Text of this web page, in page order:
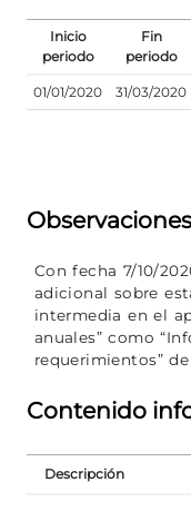
Inicio
periodo
Fin
periodo
01/01/2020 31/03/2020
Observaciones
Con fecha 7/10/
adicional sobre
intermedia en el
anuales” como
requerimientos”
Contenido
Descripción